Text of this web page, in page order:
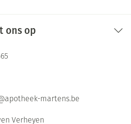
ons op
apotheek-martens.be
Verheyen